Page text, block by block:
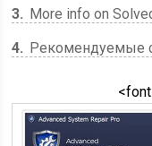
3
More info on
4
Рекомендуемые